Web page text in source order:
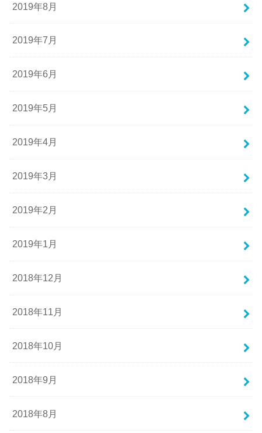
2019年8月
2019年7月
2019年6月
2019年5月
2019年4月
2019年3月
2019年2月
2019年1月
2018年12月
2018年11月
2018年10月
2018年9月
2018年8月